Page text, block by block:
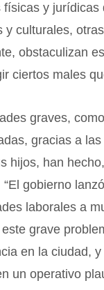
y
y culturales,
obstaculizan
ciertos males
graves,
gracias a
hijos, han
gobierno
laborales a
grave
en la ciudad,
un operativo